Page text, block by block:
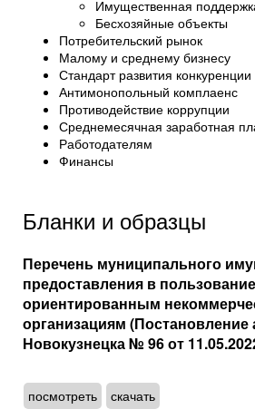
Имущественная
Бесхозяйные объекты
Потребительский рынок
Малому и среднему бизнесу
Стандарт развития конкуренции
Антимонопольный комплаенс
Противодействие коррупции
Среднемесячная заработная
Работодателям
Финансы
Бланки и образцы
Перечень муниципального
предоставления в
ориентированным
организациям (Постановление
Новокузнецка № 96 от
посмотреть скачать